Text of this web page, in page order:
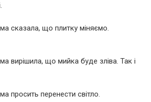
сказала, що плитку міняємо.
вирішила, що мийка буде зліва. Так і
просить перенести світло.